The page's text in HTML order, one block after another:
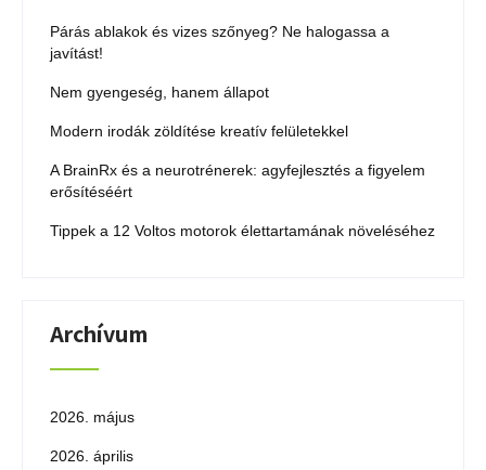
Párás ablakok és vizes szőnyeg? Ne halogassa a
javítást!
Nem gyengeség, hanem állapot
Modern irodák zöldítése kreatív felületekkel
A BrainRx és a neurotrénerek: agyfejlesztés a figyelem
erősítéséért
Tippek a 12 Voltos motorok élettartamának növeléséhez
Archívum
2026. május
2026. április